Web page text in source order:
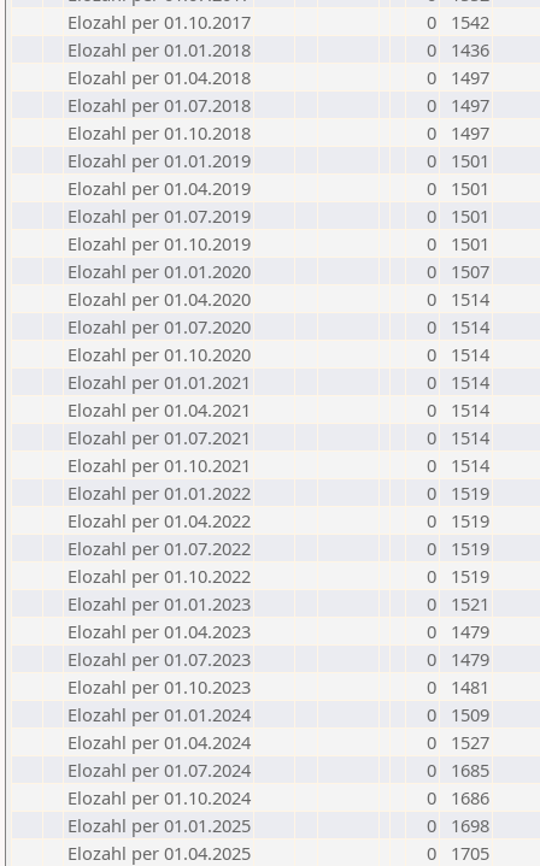
Elozahl per 01.10.2017
0
1542
Elozahl per 01.01.2018
0
1436
Elozahl per 01.04.2018
0
1497
Elozahl per 01.07.2018
0
1497
Elozahl per 01.10.2018
0
1497
Elozahl per 01.01.2019
0
1501
Elozahl per 01.04.2019
0
1501
Elozahl per 01.07.2019
0
1501
Elozahl per 01.10.2019
0
1501
Elozahl per 01.01.2020
0
1507
Elozahl per 01.04.2020
0
1514
Elozahl per 01.07.2020
0
1514
Elozahl per 01.10.2020
0
1514
Elozahl per 01.01.2021
0
1514
Elozahl per 01.04.2021
0
1514
Elozahl per 01.07.2021
0
1514
Elozahl per 01.10.2021
0
1514
Elozahl per 01.01.2022
0
1519
Elozahl per 01.04.2022
0
1519
Elozahl per 01.07.2022
0
1519
Elozahl per 01.10.2022
0
1519
Elozahl per 01.01.2023
0
1521
Elozahl per 01.04.2023
0
1479
Elozahl per 01.07.2023
0
1479
Elozahl per 01.10.2023
0
1481
Elozahl per 01.01.2024
0
1509
Elozahl per 01.04.2024
0
1527
Elozahl per 01.07.2024
0
1685
Elozahl per 01.10.2024
0
1686
Elozahl per 01.01.2025
0
1698
Elozahl per 01.04.2025
0
1705